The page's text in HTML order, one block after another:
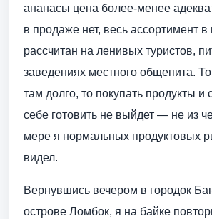
ананасы цена более-менее
в продаже нет, весь ассортимент в
рассчитан на ленивых туристов,
заведениях местного общепита.
там долго, то покупать продукты и
себе готовить не выйдет — не из
мере я нормальных продуктовых
видел.
Вернувшись вечером в городок
острове Ломбок, я на байке